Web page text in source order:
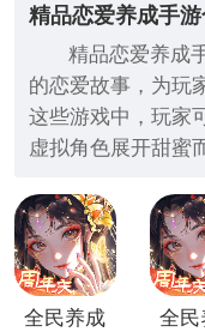
精品恋爱养成手
精品恋爱养成
的恋爱故事，为玩
这些游戏中，玩家
虚拟角色展开甜蜜
全民养成
全